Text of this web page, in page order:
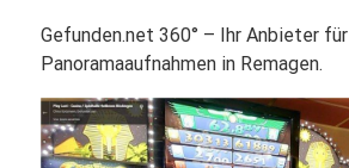
Gefunden.net 360° – Ihr Anbieter für
Panoramaaufnahmen in Remagen.